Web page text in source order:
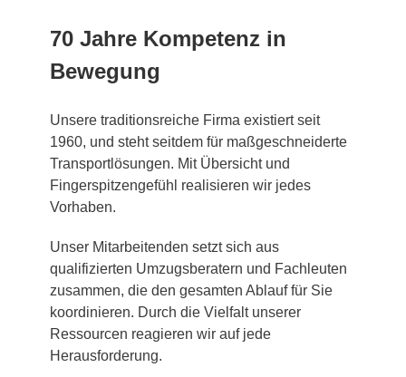
70 Jahre Kompetenz in
Bewegung
Unsere traditionsreiche Firma existiert seit
1960, und steht seitdem für maßgeschneiderte
Transportlösungen. Mit Übersicht und
Fingerspitzengefühl realisieren wir jedes
Vorhaben.
Unser Mitarbeitenden setzt sich aus
qualifizierten Umzugsberatern und Fachleuten
zusammen, die den gesamten Ablauf für Sie
koordinieren. Durch die Vielfalt unserer
Ressourcen reagieren wir auf jede
Herausforderung.